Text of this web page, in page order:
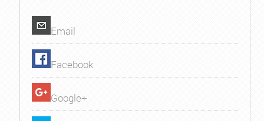
Email
Facebook
Google+